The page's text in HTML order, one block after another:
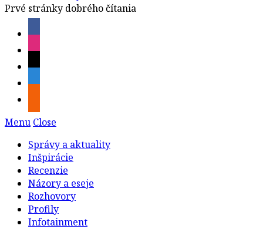
Prvé stránky dobrého čítania
Menu Close
Správy a aktuality
Inšpirácie
Recenzie
Názory a eseje
Rozhovory
Profily
Infotainment